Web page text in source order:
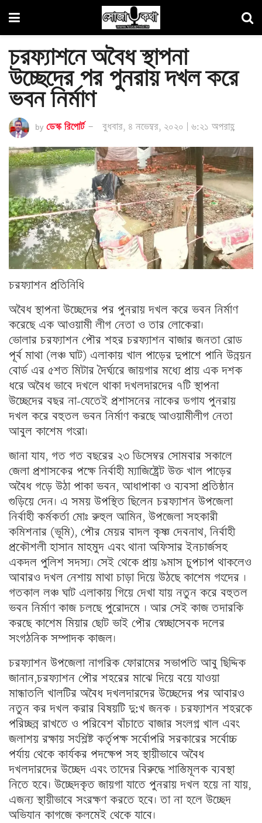
চরফ্যাশনে অবৈধ স্থাপনা
উচ্ছেদের পর পুনরায় দখল করে
ভবন নির্মাণ
by ডেস্ক রিপোর্ট বুধবার, ৪ নভেম্বর, ২০২০ | ৬:২১ অপরাহ্ণ
চরফ্যাশন প্রতিনিধি
অবৈধ স্থাপনা উচ্ছেদের পর পুনরায় দখল করে ভবন নির্মাণ
করেছে এক আওয়ামী লীগ নেতা ও তার লোকেরা।
ভোলার চরফ্যাশন পৌর শহর চরফ্যাশন বাজার জনতা রোড
পূর্ব মাথা (লঞ্চ ঘাট) এলাকায় খাল পাড়ের দুপাশে পানি উন্নয়ন
বোর্ড এর ৫শত মিটার দৈর্ঘ্যরে জায়গার মধ্যে প্রায় এক দশক
ধরে অবৈধ ভাবে দখলে থাকা দখলদারদের ৭টি স্থাপনা
উচ্ছেদের বছর না-যেতেই প্রশাসনের নাকের ডগায পুনরায়
দখল করে বহুতল ভবন নির্মাণ করছে আওয়ামীলীগ নেতা
আবুল কাশেম গংরা।
জানা যায, গত গত বছরের ২৩ ডিসেম্বর সোমবার সকালে
জেলা প্রশাসকের পক্ষে নির্বাহী ম্যাজিষ্ট্রেট উক্ত খাল পাড়ের
অবৈধ গড়ে উঠা পাকা ভবন, আধাপাকা ও ব্যবসা প্রতিষ্ঠান
গুড়িয়ে দেন। এ সময় উপস্থিত ছিলেন চরফ্যাশন উপজেলা
নির্বাহী কর্মকর্তা মোঃ রুহুল আমিন, উপজেলা সহকারী
কমিশনার (ভূমি), পৌর মেয়র বাদল কৃষ্ণ দেবনাথ, নির্বাহী
প্রকৌশলী হাসান মাহমুদ এবং থানা অফিসার ইনচার্জসহ
একদল পুলিশ সদস্য। সেই থেকে প্রায় ৯মাস চুপচাপ থাকলেও
আবারও দখল নেশায় মাথা চাড়া দিয়ে উঠছে কাশেম গংদের ।
গতকাল লঞ্চ ঘাট এলাকায় গিয়ে দেখা যায় নতুন করে বহুতল
ভবন নির্মাণ কাজ চলছে পুরোদমে । আর সেই কাজ তদারকি
করছে কাশেম মিয়ার ছোট ভাই পৌর স্বেচ্ছাসেবক দলের
সংগঠনিক সম্পাদক কাজল।
চরফ্যাশন উপজেলা নাগরিক ফোরামের সভাপতি আবু ছিদ্দিক
জানান,চরফ্যাশন পৌর শহরের মাঝে দিয়ে বয়ে যাওয়া
মান্ধাতলি খালটির অবৈধ দখলদারদের উচ্ছেদের পর আবারও
নতুন কর দখল করার বিষয়টি দু:খ জনক । চরফ্যাশন শহরকে
পরিচ্ছন্ন রাখতে ও পরিবেশ বাঁচাতে বাজার সংলগ্ন খাল এবং
জলাশয় রক্ষায় সংশ্লিষ্ট কর্তৃপক্ষ সর্বোপরি সরকারের সর্বোচ্চ
পর্যায় থেকে কার্যকর পদক্ষেপ সহ স্থায়ীভাবে অবৈধ
দখলদারদের উচ্ছেদ এবং তাদের বিরুদ্ধে শাস্তিমূলক ব্যবস্থা
নিতে হবে। উচ্ছেদকৃত জায়গা যাতে পুনরায় দখল হয়ে না যায়,
এজন্য স্থায়ীভাবে সংরক্ষণ করতে হবে। তা না হলে উচ্ছেদ
অভিযান কাগজে কলমেই থেকে যাবে।